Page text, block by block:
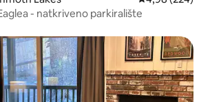
- natkriveno parkiralište